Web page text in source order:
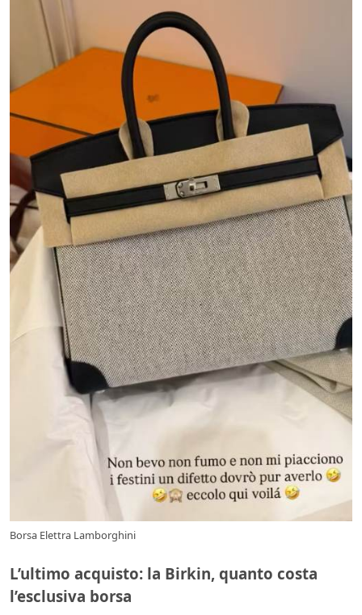
Borsa Elettra Lamborghini
L’ultimo acquisto: la Birkin, quanto costa
l’esclusiva borsa